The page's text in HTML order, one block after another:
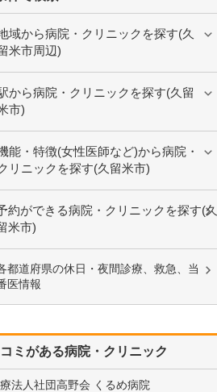
域から病院・クリニックを探す(久
米市周辺)
から病院・クリニックを探す(久留
市)
能・特徴(女性医師など)から病院・
リニックを探す(久留米市)
約ができる病院・クリニックを探す(久
米市)
都道府県の休日・夜間診療、救急、当
医情報
ミがある病院・クリニック
法人社団高野会 くるめ病院